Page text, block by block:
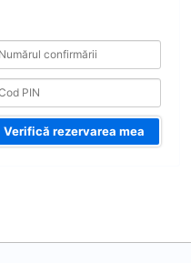
Verifică rezervarea mea